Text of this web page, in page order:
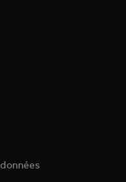
dans un nouvel onglet